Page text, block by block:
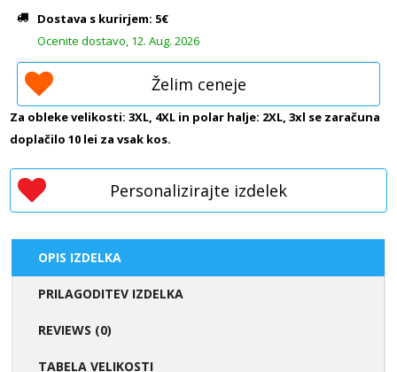
Dostava s kurirjem: 5€
Ocenite dostavo, 12. Aug. 2026
Želim ceneje
Za obleke velikosti: 3XL, 4XL in polar halje: 2XL, 3xl se zaračuna
doplačilo 10 lei za vsak kos.
Personalizirajte izdelek
OPIS IZDELKA
PRILAGODITEV IZDELKA
REVIEWS (0)
TABELA VELIKOSTI